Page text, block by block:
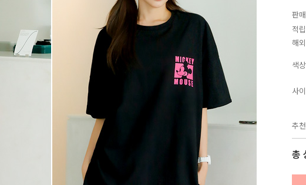
판
적
해
색상
사
추
총